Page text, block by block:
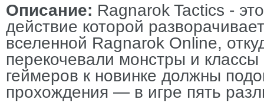
Описание: Ragnarok Tactics -
действие которой
вселенной Ragnarok Online,
перекочевали монстры и
геймеров к новинке должны
прохождения — в игре пять